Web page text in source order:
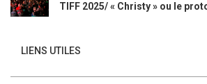
LIENS UTILES